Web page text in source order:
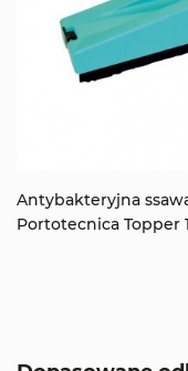
Antybakteryjna
Portotecnica Topper